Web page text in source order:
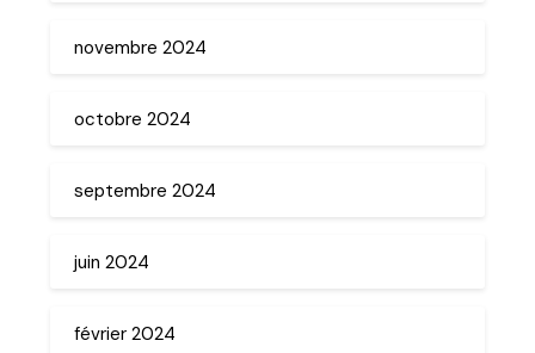
novembre 2024
octobre 2024
septembre 2024
juin 2024
février 2024